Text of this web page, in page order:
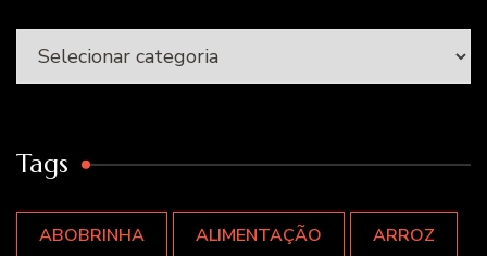
Categorias
Tags
ABOBRINHA ALIMENTAÇÃO ARROZ